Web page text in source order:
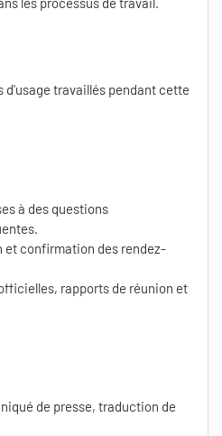
d'usage travaillés pendant cette
à des questions
et confirmation des rendez-
rapports de réunion et
de presse, traduction de